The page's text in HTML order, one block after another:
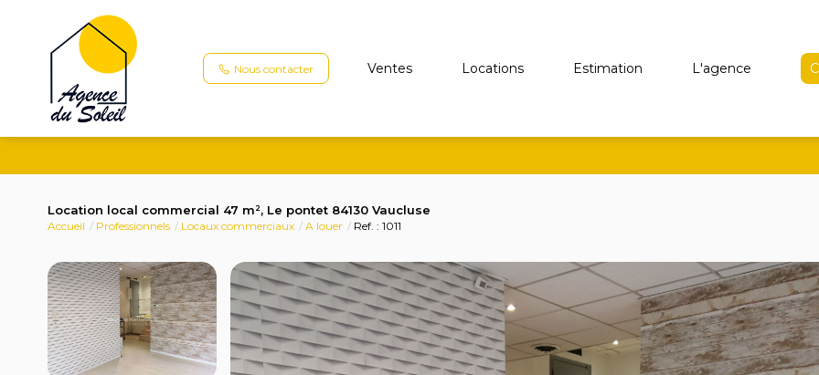
Nous contacter Ventes Locations Estimation L'agence
Location local commercial 47 m², Le pontet 84130 Vaucluse
Accueil Professionnels Locaux commerciaux A louer Ref. : 1011